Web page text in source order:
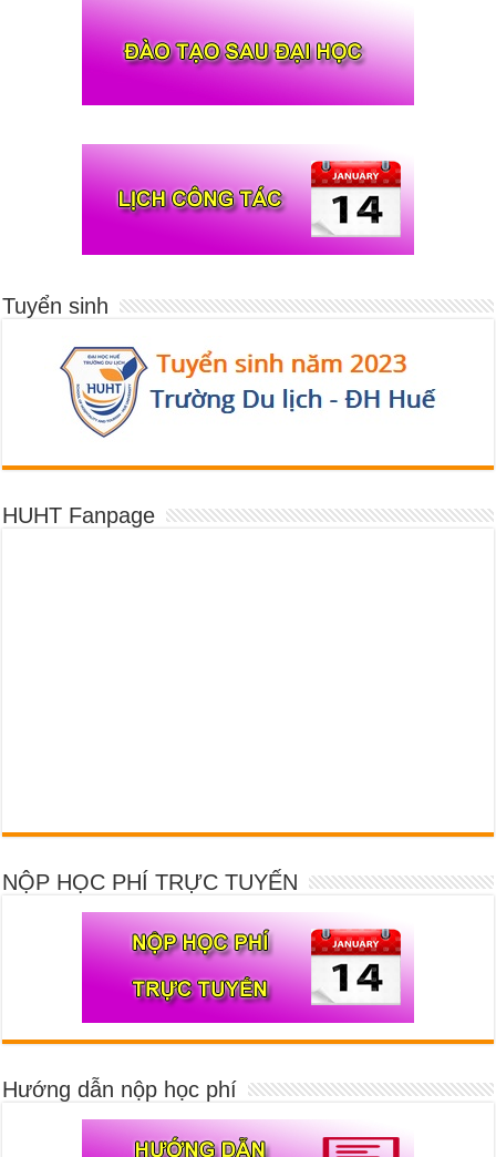
Tuyển sinh
HUHT Fanpage
NỘP HỌC PHÍ TRỰC TUYẾN
Hướng dẫn nộp học phí